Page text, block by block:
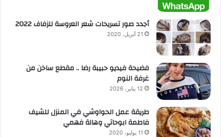
أجدد صور تسريحات شعر العروسة للزفاف 2022
21 أبريل، 2020
فضيحة فيديو حبيبة رضا .. مقطع ساخن من
غرفة النوم
12 يناير، 2026
طريقة عمل الحواوشي في المنزل للشيف
فاطمة ابوحاتي وهالة فهمي
11 يوليو، 2020